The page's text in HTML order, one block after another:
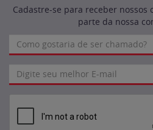
Cadastre-se para receber nossos
parte da nossa